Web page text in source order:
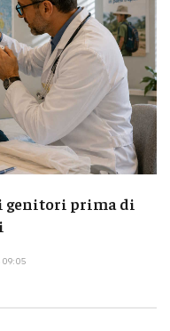
i genitori prima di
09:05